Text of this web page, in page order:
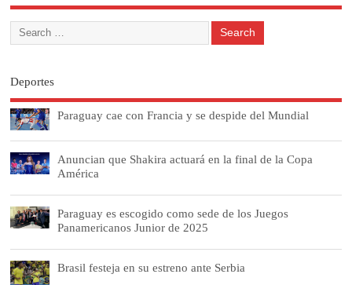
Deportes
Paraguay cae con Francia y se despide del Mundial
Anuncian que Shakira actuará en la final de la Copa
América
Paraguay es escogido como sede de los Juegos
Panamericanos Junior de 2025
Brasil festeja en su estreno ante Serbia